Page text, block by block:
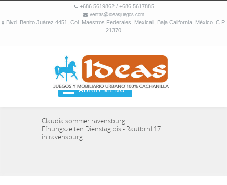
+686 5619862 / +686 5617885
ventas@ideasjuegos.com
Blvd. Benito Juárez 4451, Col. Maestros Federales, Mexicali, Baja California, México. C.P.
21370
ABRIR MENU
Claudia sommer ravensburg
Ffnungszeiten Dienstag bis - Rautbrhl 17
in ravensburg